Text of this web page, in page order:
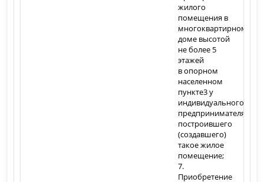
жилого
помещения в
многоквартирном
доме высотой
не более 5
этажей
в опорном
населенном
пункте3у
индивидуального
предпринимателя
построившего
(создавшего)
такое жилое
помещение;
7.
Приобретение